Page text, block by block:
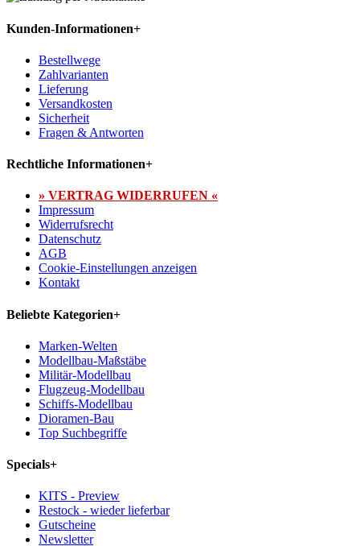
Kunden-Informationen+
Bestellwege
Zahlvarianten
Lieferung
Versandkosten
Sicherheit
Fragen & Antworten
Rechtliche Informationen+
» VERTRAG WIDERRUFEN «
Impressum
Widerrufsrecht
Datenschutz
AGB
Cookie-Einstellungen anzeigen
Kontakt
Beliebte Kategorien+
Marken-Welten
Modellbau-Maßstäbe
Militär-Modellbau
Flugzeug-Modellbau
Schiffs-Modellbau
Dioramen-Bau
Top Suchbegriffe
Specials+
KITS - Preview
Restock - wieder lieferbar
Gutscheine
Newsletter